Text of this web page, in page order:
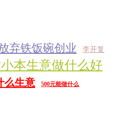
弃铁饭碗创业 李开复
本生意做什么好
么生意 500元能做什么